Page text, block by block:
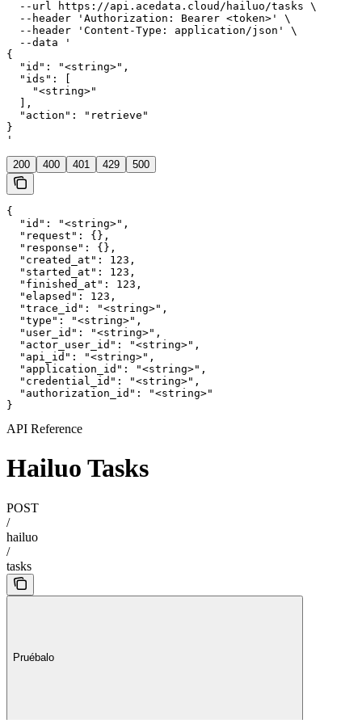
  --url https://api.acedata.cloud/hailuo/tasks \
  --header 'Authorization: Bearer <token>' \
  --header 'Content-Type: application/json' \
  --data '
{
  "id": "<string>",
  "ids": [
    "<string>"
  ],
  "action": "retrieve"
}
'
200 400 401 429 500
{
  "id": "<string>",
  "request": {},
  "response": {},
  "created_at": 123,
  "started_at": 123,
  "finished_at": 123,
  "elapsed": 123,
  "trace_id": "<string>",
  "type": "<string>",
  "user_id": "<string>",
  "actor_user_id": "<string>",
  "api_id": "<string>",
  "application_id": "<string>",
  "credential_id": "<string>",
  "authorization_id": "<string>"
}
API Reference
Hailuo Tasks
POST
/
hailuo
/
tasks
Pruébalo